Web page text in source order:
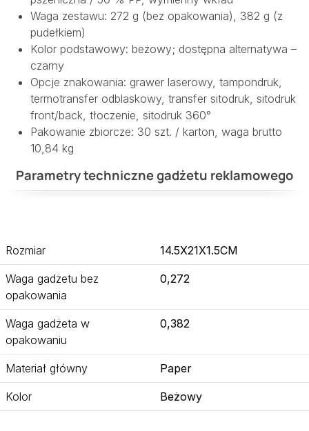
Waga zestawu: 272 g (bez opakowania), 382 g (z
pudełkiem)
Kolor podstawowy: beżowy; dostępna alternatywa –
czarny
Opcje znakowania: grawer laserowy, tampondruk,
termotransfer odblaskowy, transfer sitodruk, sitodruk
front/back, tłoczenie, sitodruk 360°
Pakowanie zbiorcze: 30 szt. / karton, waga brutto
10,84 kg
Parametry techniczne gadżetu reklamowego
Rozmiar 14.5X21X1.5CM
Waga gadżetu bez
opakowania
0,272
Waga gadżeta w
opakowaniu
0,382
Materiał główny Paper
Kolor Beżowy